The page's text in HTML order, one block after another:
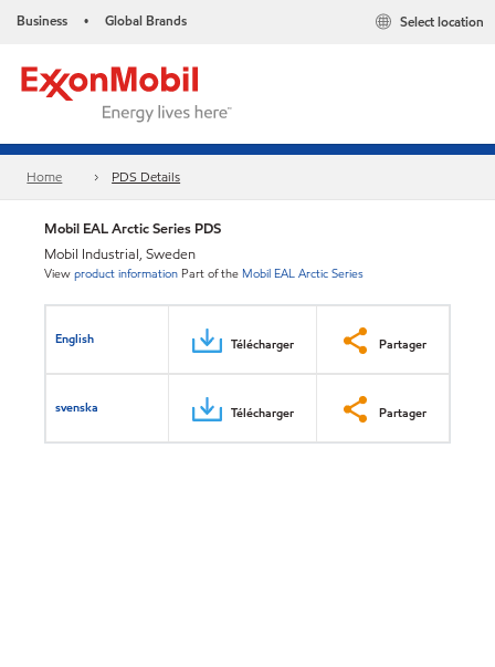
Business • Global Brands Select location
Home PDS Details
Mobil EAL Arctic Series PDS
Mobil Industrial, Sweden
Viewproduct information Part of the Mobil EAL Arctic Series
English Télécharger Partager
svenska Télécharger Partager